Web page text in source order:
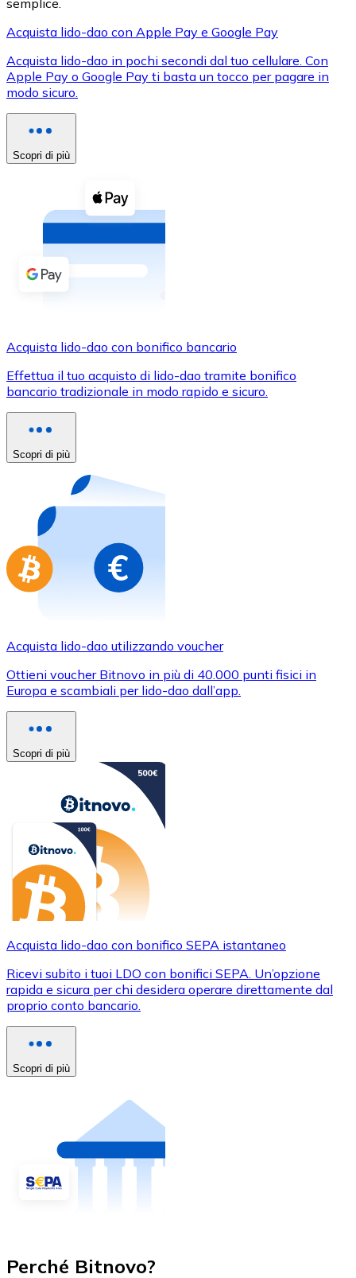
XRP
XRP
Vedi tutto
Buoni cripto
Acquista criptovalute in contanti e altri mezzi di
Acquista con contanti
Bonifico SEPA
Usa le carte Visa e Mastercard per acquistare
Acquista con carta
Acquista gift card dei tuoi marchi preferiti con
Vai al negozio di carte regalo
Acquista lido-dao con Apple Pay e Google Pay
Acquista lido-dao in pochi secondi dal tuo cellulare. Con
Apple Pay o Google Pay ti basta un tocco per pagare in
modo sicuro.
Scopri di più
Acquista lido-dao con bonifico bancario
Effettua il tuo acquisto di lido-dao tramite bonifico
bancario tradizionale in modo rapido e sicuro.
Scopri di più
Acquista lido-dao utilizzando voucher
Ottieni voucher Bitnovo in più di 40.000 punti fisici in
Europa e scambiali per lido-dao dall’app.
Scopri di più
Acquista lido-dao con bonifico SEPA istantaneo
Ricevi subito i tuoi LDO con bonifici SEPA. Un’opzione
rapida e sicura per chi desidera operare direttamente dal
proprio conto bancario.
Scopri di più
Perché Bitnovo?